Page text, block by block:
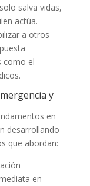
salva vidas,
actúa.
a otros
como el
y
en
desarrollando
que abordan:
en